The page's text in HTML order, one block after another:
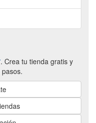
. Crea tu tienda gratis y